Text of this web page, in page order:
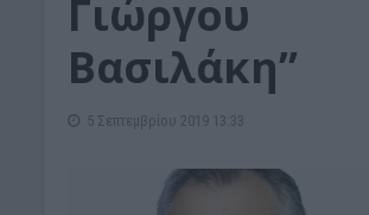
Γιώργου
Βασιλάκη”
5 Σεπτεμβρίου 2019 13:33